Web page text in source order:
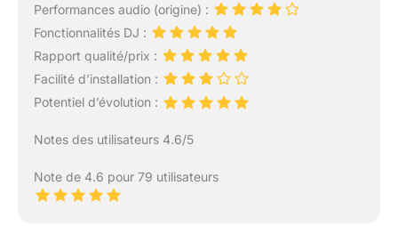
Performances audio (origine) :
Fonctionnalités DJ :
Rapport qualité/prix :
Facilité d’installation :
Potentiel d’évolution :
Notes des utilisateurs 4.6/5
Note de 4.6 pour 79 utilisateurs